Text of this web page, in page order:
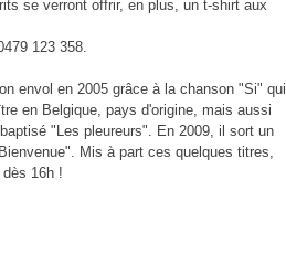
se verront offrir, en plus, un t-shirt aux
123 358.
envol en 2005 grâce à la chanson "Si" qui
en Belgique, pays d'origine, mais aussi
"Les pleureurs". En 2009, il sort un
Mis à part ces quelques titres,
16h !